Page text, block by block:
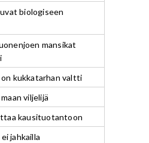
biologiseen
mansikat
kukkatarhan valtti
viljelijä
kausituotantoon
jahkailla